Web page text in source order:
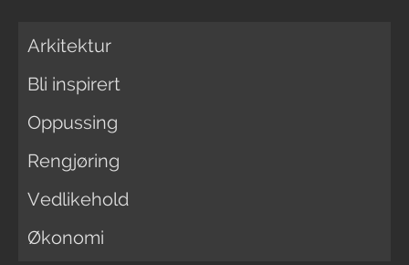
Arkitektur
Bli inspirert
Oppussing
Rengjøring
Vedlikehold
Økonomi